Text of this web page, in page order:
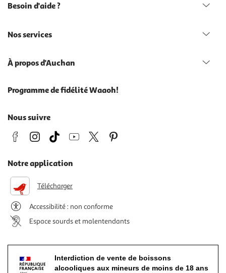
Besoin d'aide ?
Nos services
À propos d'Auchan
Programme de fidélité Waaoh!
Nous suivre
Notre application
Télécharger
Accessibilité : non conforme
Espace sourds et malentendants
Interdiction de vente de boissons
alcooliques aux mineurs de moins de 18 ans